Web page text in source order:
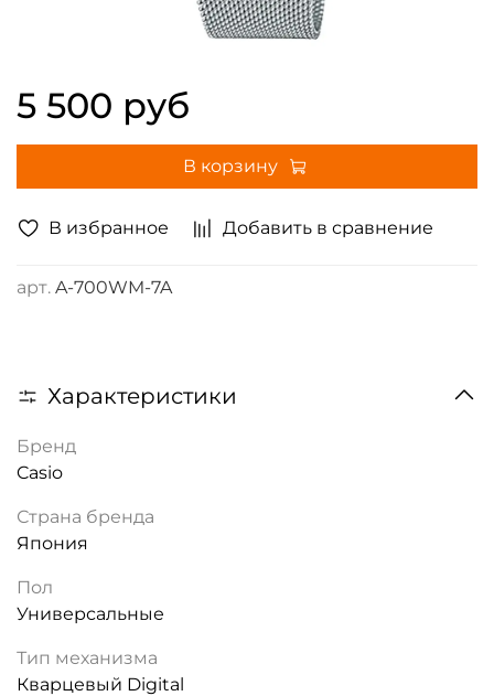
В избранное Добавить в сравнение
арт. A-700WM-7A
5 500 руб
В корзину
Характеристики
Бренд
Casio
Страна бренда
Япония
Пол
Универсальные
Тип механизма
Кварцевый Digital